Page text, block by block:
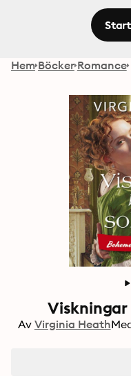
Hem Böcker Romance
Av Virginia Heath